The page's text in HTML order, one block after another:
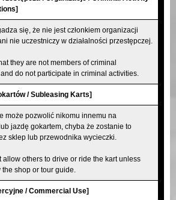
się, że nie jest członkiem organizacji
nie uczestniczy w działalności przestępczej.
they are not members of criminal
do not participate in criminal activities.
/ Subleasing Karts]
może pozwolić nikomu innemu na
jazdę gokartem, chyba że zostanie to
sklep lub przewodnika wycieczki.
allow others to drive or ride the kart unless
shop or tour guide.
/ Commercial Use]